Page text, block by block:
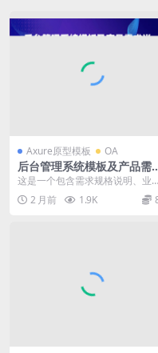
Axure原型模板 OA
后台管理系统模板及产品需
说明
这是一个包含需求规格说明、业务
流程图、详细需求地点、修订记录
等内容的原型文件。共...
2 月前 1.9K